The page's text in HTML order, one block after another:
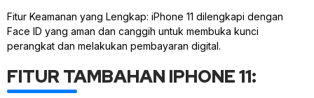
Fitur Keamanan yang Lengkap: iPhone 11 dilengkapi dengan
Face ID yang aman dan canggih untuk membuka kunci
perangkat dan melakukan pembayaran digital.
FITUR TAMBAHAN IPHONE 11: